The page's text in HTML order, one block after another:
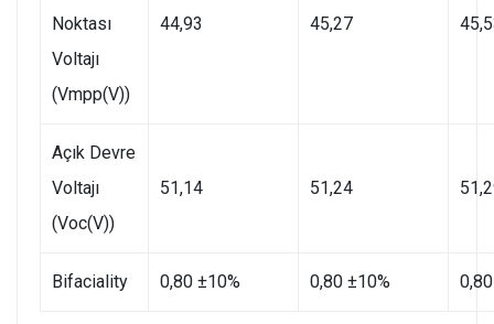
Noktası
Voltajı
(Vmpp(V))
44,93 45,27
Açık Devre
Voltajı
(Voc(V))
51,14 51,24
Bifaciality 0,80 ±10% 0,80 ±10%